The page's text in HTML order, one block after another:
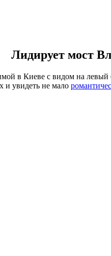
Лидирует мост
в Киеве с видом на
и увидеть не мало